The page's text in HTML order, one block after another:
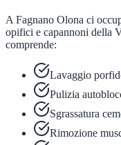
A Fagnano Olona ci
opifici e capannoni della
comprende:
Lavaggio
Pulizia
Sgrassatura
Rimozione